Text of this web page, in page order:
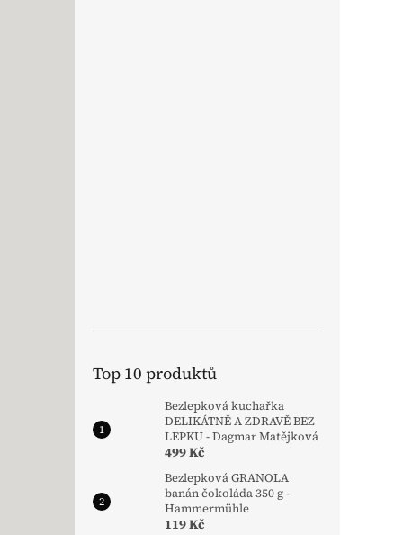
Top 10 produktů
Bezlepková kuchařka
DELIKÁTNĚ A ZDRAVĚ BEZ
LEPKU - Dagmar Matějková
499 Kč
Bezlepková GRANOLA
banán čokoláda 350 g -
Hammermühle
119 Kč